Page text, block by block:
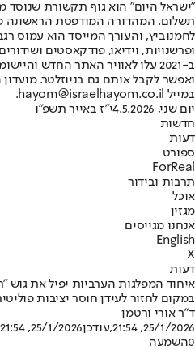
"ישראל היום" הוא גוף תקשורת שנוסד
ופרשנויות, וידיאו, פודקאסטים
ב-2021 עלו לאוויר האתר החדש
ואפשר לקבל אותם גם בניוזלטר.
במייל hayom@israelhayom.co.il.
יום שני, 4.5.2026
י"ז באייר תשפ"ו
חדשות
דעות
ספורט
ForReal
תרבות ובידור
אוכל
מגזין
אנחנו מגייסים
English
X
דעות
איחוד המפלגות הערביות יפיל את גוש
במקום לחזור לעידן חוסר יציבות
ד"ר אורי ורטמן
25/1/2026, 21:54
,עודכן25/1/2026, 21:54
0השמעה